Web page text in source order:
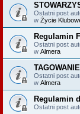
Ostatni post
w Życie
Regulamin
Ostatni post
w Almera
Ostatni post
w Almera
Regulamin
Ostatni post